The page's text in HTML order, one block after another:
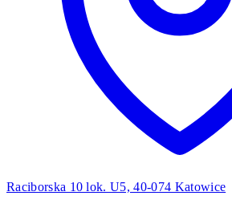
Raciborska 10 lok. U5, 40-074 Katowice